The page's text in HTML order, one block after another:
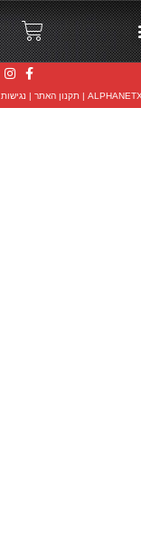
תקנון האתר נגישות